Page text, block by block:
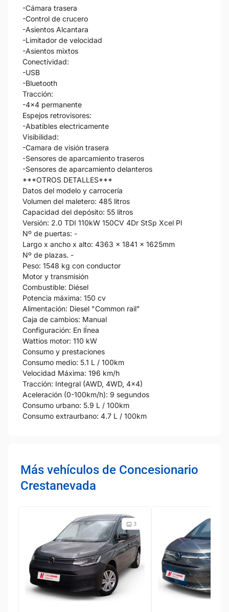
-Cámara trasera
-Control de crucero
-Asientos Alcantara
-Limitador de velocidad
-Asientos mixtos
Conectividad:
-USB
-Bluetooth
Tracción:
-4x4 permanente
Espejos retrovisores:
-Abatibles electricamente
Visibilidad:
-Camara de visión trasera
-Sensores de aparcamiento traseros
-Sensores de aparcamiento delanteros
***OTROS DETALLES***
Datos del modelo y carrocería
Volumen del maletero: 485 litros
Capacidad del depósito: 55 litros
Versión: 2.0 TDI 110kW 150CV 4Dr StSp Xcel Pl
Nº de puertas: -
Largo x ancho x alto: 4363 x 1841 x 1625mm
Nº de plazas. -
Peso: 1548 kg con conductor
Motor y transmisión
Combustible: Diésel
Potencia máxima: 150 cv
Alimentación: Diesel "Common rail"
Caja de cambios: Manual
Configuración: En lÍnea
Wattios motor: 110 kW
Consumo y prestaciones
Consumo medio: 5.1 L / 100km
Velocidad Máxima: 196 km/h
Tracción: Integral (AWD, 4WD, 4x4)
Aceleración (0-100km/h): 9 segundos
Consumo urbano: 5.9 L / 100km
Consumo extraurbano: 4.7 L / 100km
Más vehículos de Concesionario
Crestanevada
3